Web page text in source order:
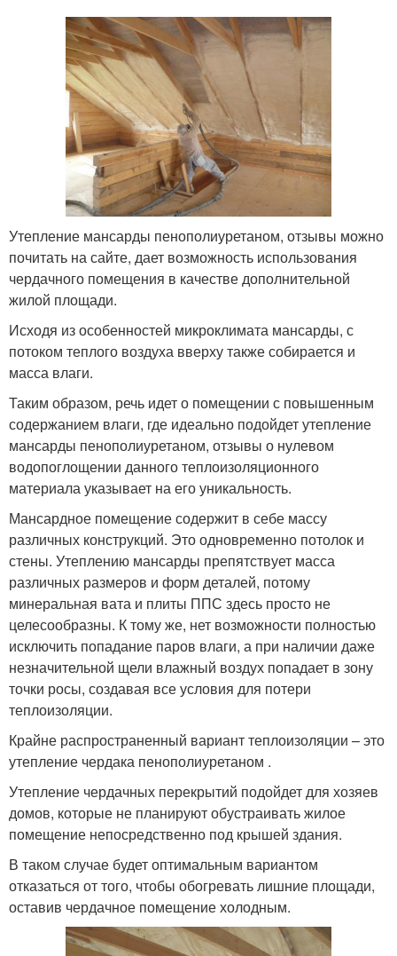
Утепление мансарды пенополиуретаном, отзывы можно
почитать на сайте, дает возможность использования
чердачного помещения в качестве дополнительной
жилой площади.
Исходя из особенностей микроклимата мансарды, с
потоком теплого воздуха вверху также собирается и
масса влаги.
Таким образом, речь идет о помещении с повышенным
содержанием влаги, где идеально подойдет утепление
мансарды пенополиуретаном, отзывы о нулевом
водопоглощении данного теплоизоляционного
материала указывает на его уникальность.
Мансардное помещение содержит в себе массу
различных конструкций. Это одновременно потолок и
стены. Утеплению мансарды препятствует масса
различных размеров и форм деталей, потому
минеральная вата и плиты ППС здесь просто не
целесообразны. К тому же, нет возможности полностью
исключить попадание паров влаги, а при наличии даже
незначительной щели влажный воздух попадает в зону
точки росы, создавая все условия для потери
теплоизоляции.
Крайне распространенный вариант теплоизоляции – это
утепление чердака пенополиуретаном .
Утепление чердачных перекрытий подойдет для хозяев
домов, которые не планируют обустраивать жилое
помещение непосредственно под крышей здания.
В таком случае будет оптимальным вариантом
отказаться от того, чтобы обогревать лишние площади,
оставив чердачное помещение холодным.